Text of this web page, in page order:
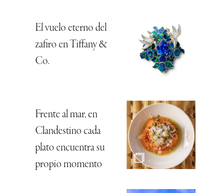
El vuelo eterno del
zafiro en Tiffany &
Co.
Frente al mar, en
Clandestino cada
plato encuentra su
propio momento